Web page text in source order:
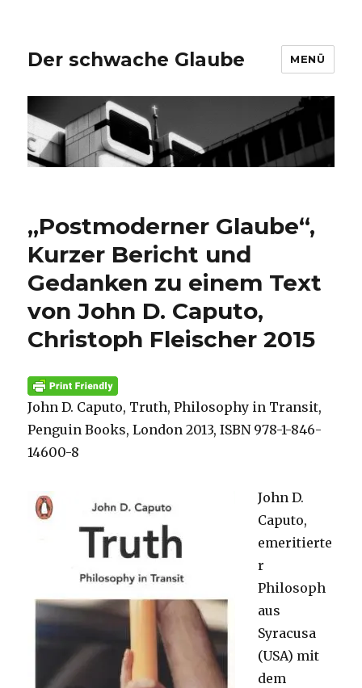
Der schwache Glaube MENÜ
„Postmoderner Glaube“,
Kurzer Bericht und
Gedanken zu einem Text
von John D. Caputo,
Christoph Fleischer 2015
John D. Caputo, Truth, Philosophy in Transit,
Penguin Books, London 2013, ISBN 978-1-846-
14600-8
John D.
Caputo,
emeritierte
r
Philosoph
aus
Syracusa
(USA) mit
dem